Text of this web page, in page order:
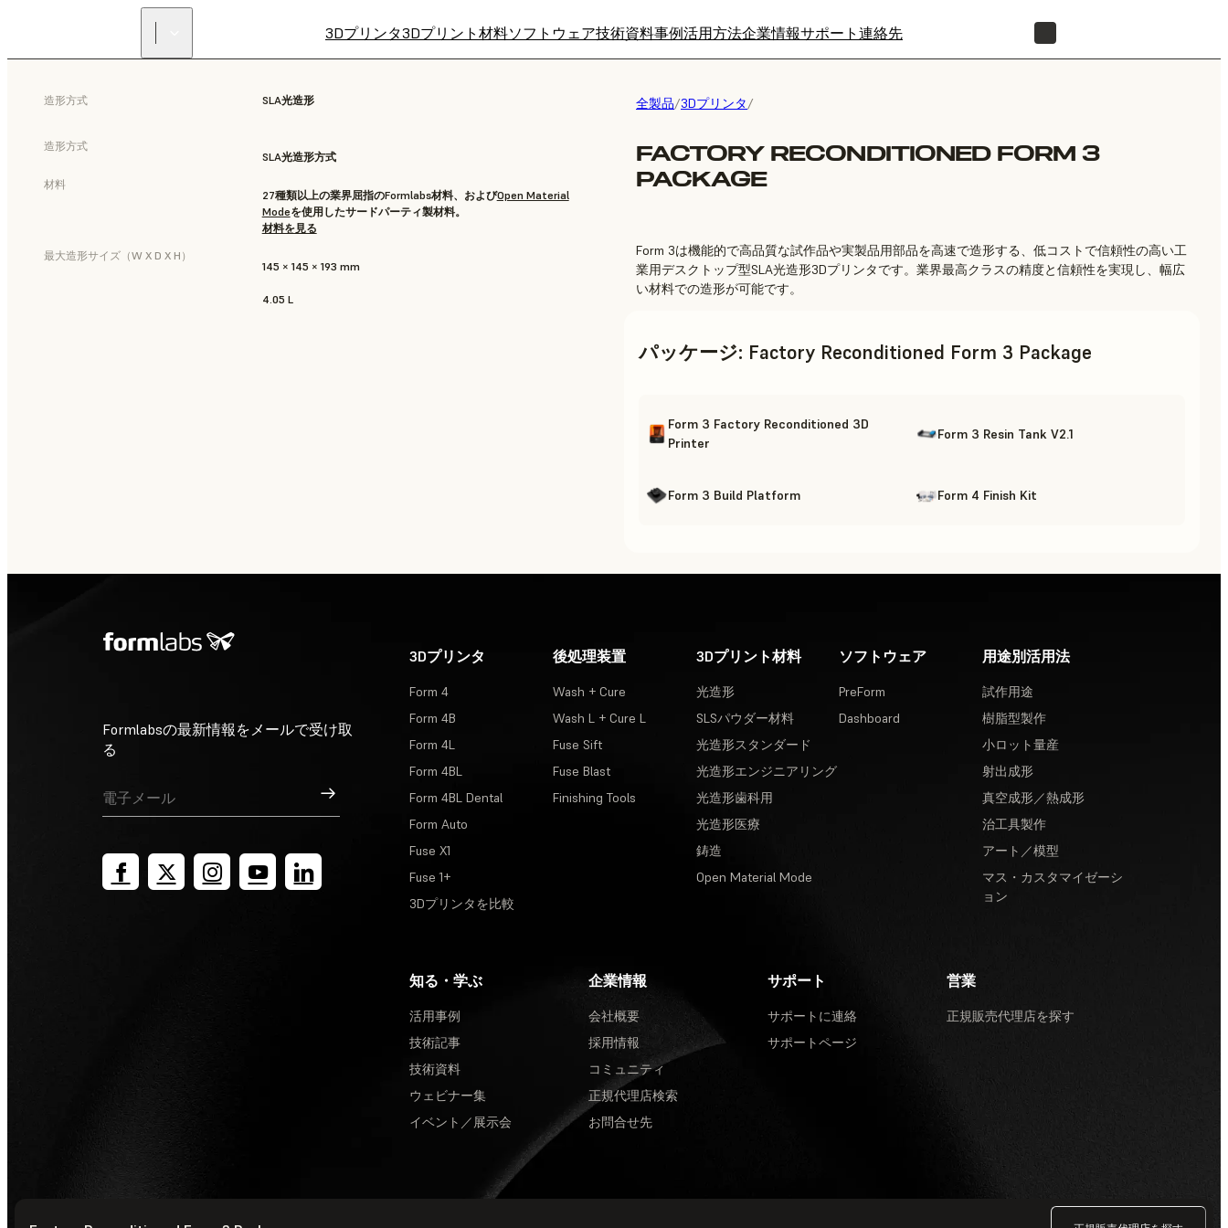
3Dプリンタ3Dプリント材料ソフトウェア技術資料事例活用方法企業情報サポート 連絡先
全製品/3Dプリンタ/
FACTORY RECONDITIONED FORM 3
PACKAGE
造形方式 SLA光造形
造形方式
SLA光造形方式
材料
27種類以上の業界屈指のFormlabs材料、およびOpen Material
Modeを使用したサードパーティ製材料。
材料を見る
最大造形サイズ（W X D X H）
145 × 145 × 193 mm
4.05 L
Form 3は機能的で高品質な試作品や実製品用部品を高速で造形する、低コストで信頼性の高い工
業用デスクトップ型SLA光造形3Dプリンタです。業界最高クラスの精度と信頼性を実現し、幅広
い材料での造形が可能です。
パッケージ: Factory Reconditioned Form 3 Package
Form 3 Factory Reconditioned 3D
Printer
Form 3 Resin Tank V2.1
Form 3 Build Platform Form 4 Finish Kit
Formlabsの最新情報をメールで受け取
る
サインアップ
3Dプリンタ
Form 4
Form 4B
Form 4L
Form 4BL
Form 4BL Dental
Form Auto
Fuse X1
Fuse 1+
3Dプリンタを比較
後処理装置
Wash + Cure
Wash L + Cure L
Fuse Sift
Fuse Blast
Finishing Tools
3Dプリント材料
光造形
SLSパウダー材料
光造形スタンダード
光造形エンジニアリング
光造形歯科用
光造形医療
鋳造
Open Material Mode
ソフトウェア
PreForm
Dashboard
用途別活用法
試作用途
樹脂型製作
小ロット量産
射出成形
真空成形／熱成形
治工具製作
アート／模型
マス・カスタマイゼーシ
ョン
知る・学ぶ
活用事例
技術記事
技術資料
ウェビナー集
イベント／展示会
企業情報
会社概要
採用情報
コミュニティ
正規代理店検索
お問合せ先
サポート
サポートに連絡
サポートページ
営業
正規販売代理店を探す